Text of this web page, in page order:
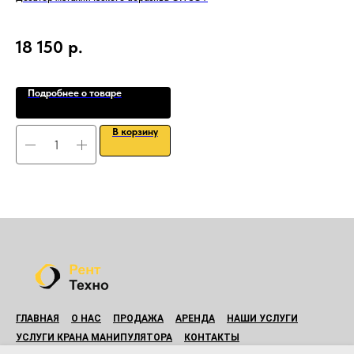
18 150 р.
Подробнее о товаре
В корзину
ГЛАВНАЯ О НАС ПРОДАЖА АРЕНДА
НАШИ УСЛУГИ
УСЛУГИ КРАНА МАНИПУЛЯТОРА
КОНТАКТЫ